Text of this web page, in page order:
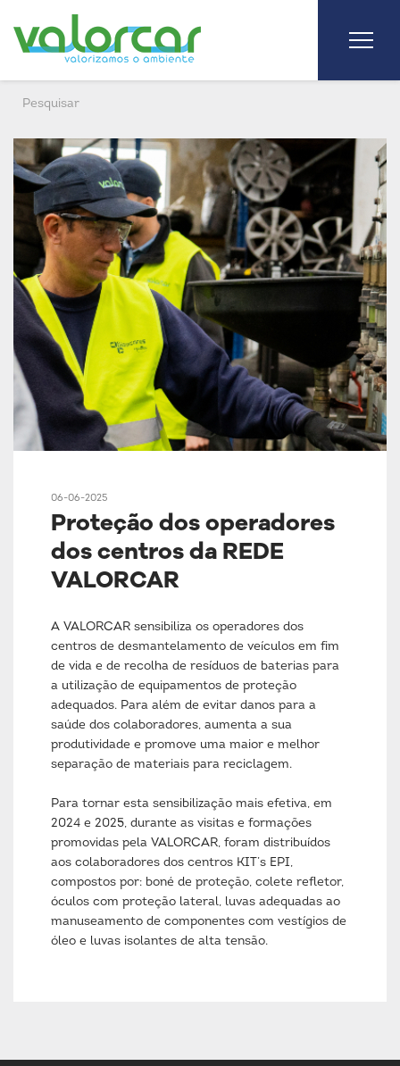
06-06-2025
Proteção dos operadores
dos centros da REDE
VALORCAR
A VALORCAR sensibiliza os operadores dos
centros de desmantelamento de veículos em fim
de vida e de recolha de resíduos de baterias para
a utilização de equipamentos de proteção
adequados. Para além de evitar danos para a
saúde dos colaboradores, aumenta a sua
produtividade e promove uma maior e melhor
separação de materiais para reciclagem.
Para tornar esta sensibilização mais efetiva, em
2024 e 2025, durante as visitas e formações
promovidas pela VALORCAR, foram distribuídos
aos colaboradores dos centros KIT’s EPI,
compostos por: boné de proteção, colete refletor,
óculos com proteção lateral, luvas adequadas ao
manuseamento de componentes com vestígios de
óleo e luvas isolantes de alta tensão.